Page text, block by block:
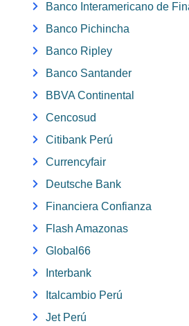
Banco Interamericano de
Banco Pichincha
Banco Ripley
Banco Santander
BBVA Continental
Cencosud
Citibank Perú
Currencyfair
Deutsche Bank
Financiera Confianza
Flash Amazonas
Global66
Interbank
Italcambio Perú
Jet Perú